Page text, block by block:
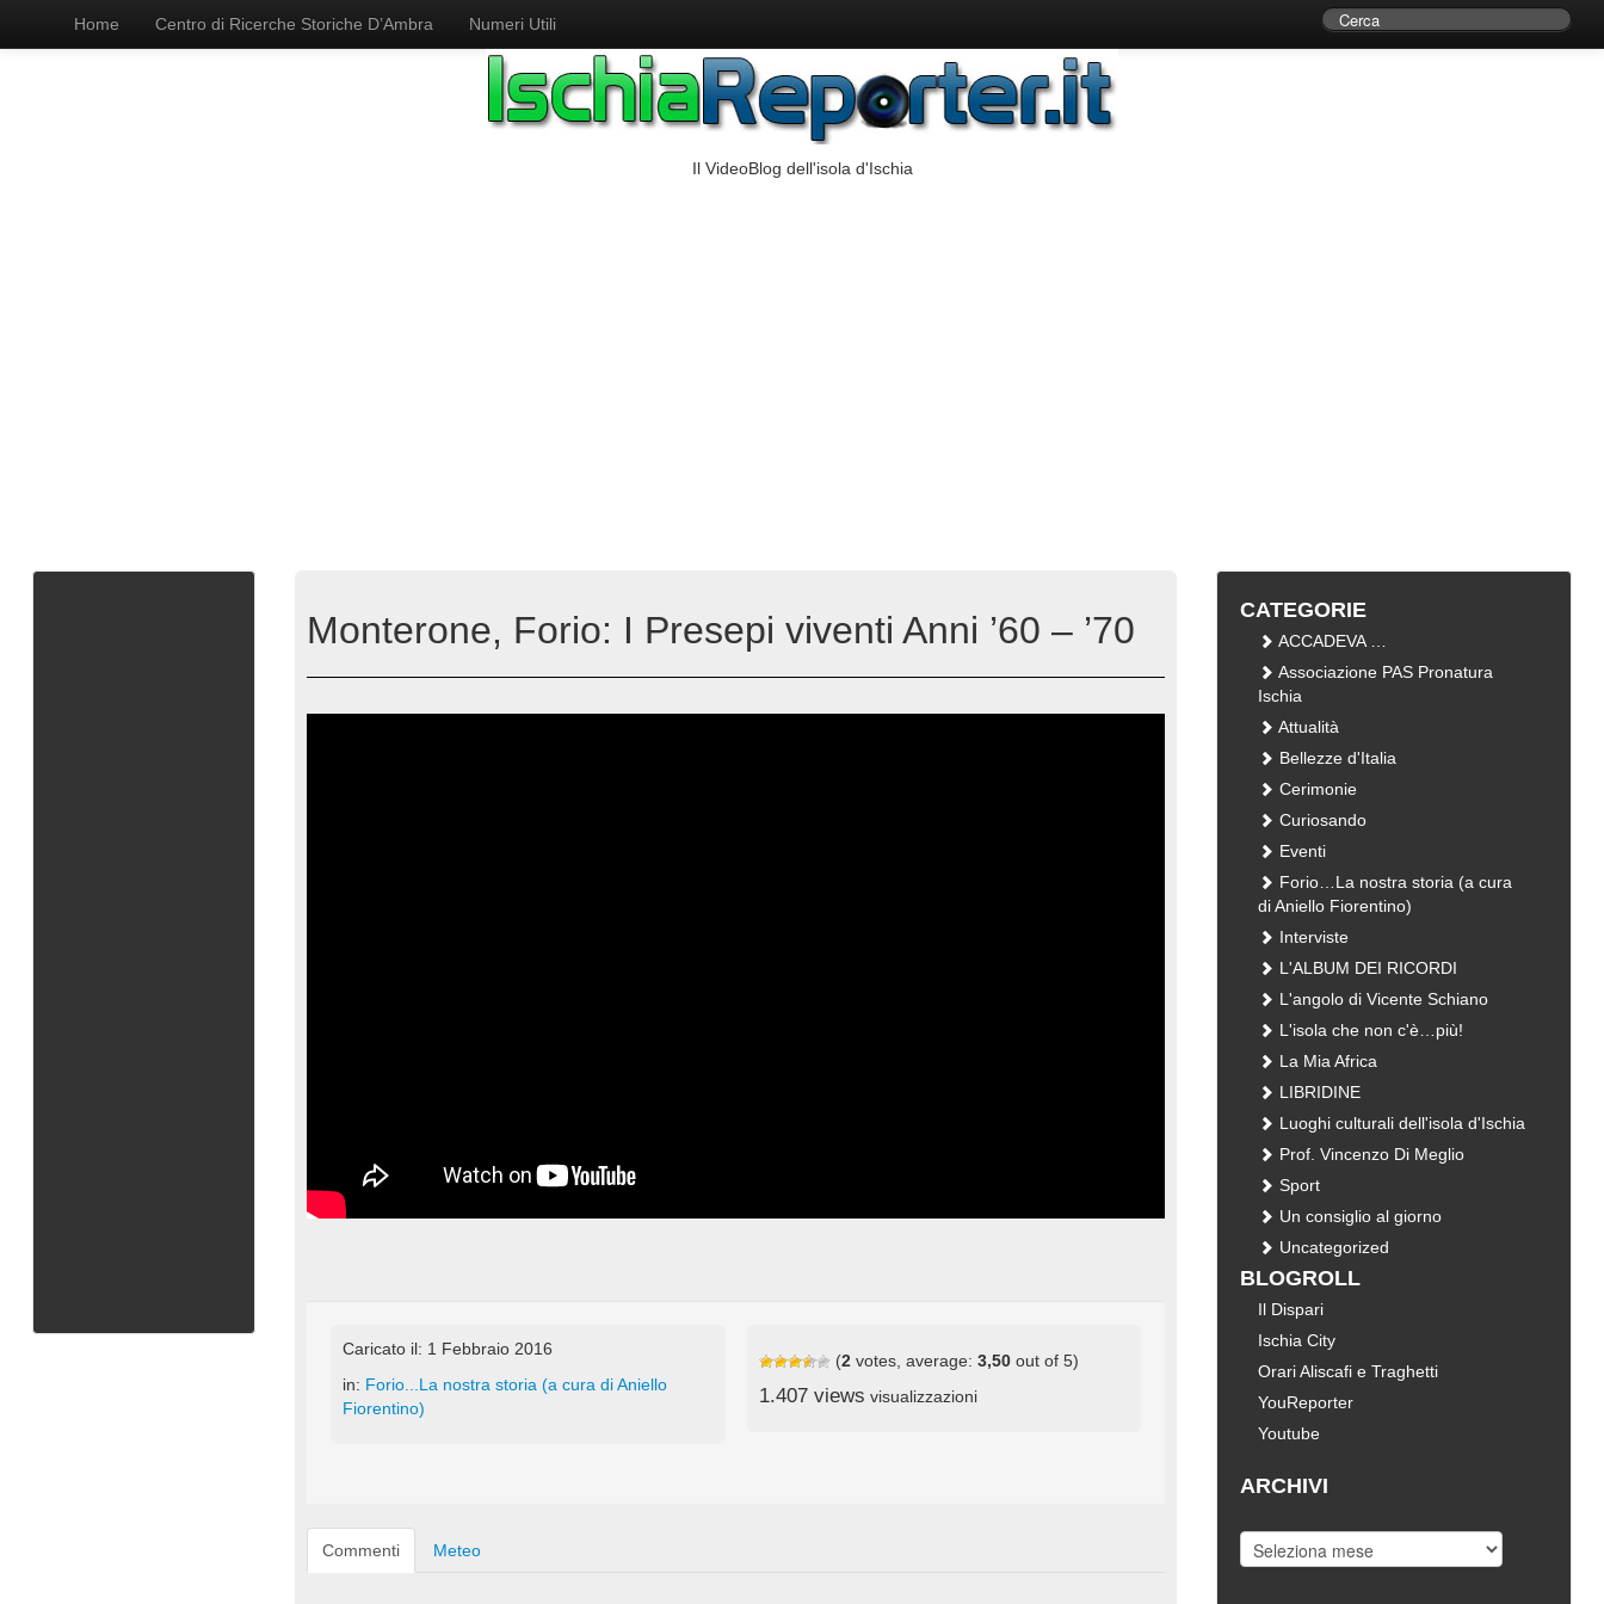
Home Centro di Ricerche Storiche D’Ambra Numeri Utili
Il VideoBlog dell'isola d'Ischia
Monterone, Forio: I Presepi viventi Anni ’60 – ’70
Caricato il: 1 Febbraio 2016
in: Forio...La nostra storia (a cura di Aniello
Fiorentino)
(2votes, average: 3,50out of 5)
1.407 views visualizzazioni
Commenti Meteo
CATEGORIE
ACCADEVA …
Associazione PAS Pronatura
Ischia
Attualità
Bellezze d'Italia
Cerimonie
Curiosando
Eventi
Forio…La nostra storia (a cura
di Aniello Fiorentino)
Interviste
L'ALBUM DEI RICORDI
L'angolo di Vicente Schiano
L'isola che non c'è…più!
La Mia Africa
LIBRIDINE
Luoghi culturali dell'isola d'Ischia
Prof. Vincenzo Di Meglio
Sport
Un consiglio al giorno
Uncategorized
BLOGROLL
Il Dispari
Ischia City
Orari Aliscafi e Traghetti
YouReporter
Youtube
ARCHIVI